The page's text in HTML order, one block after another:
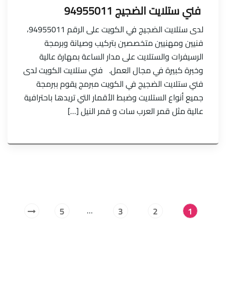
فني ستلايت الضجيج 94955011
لدى ستلايت الضجيج في الكويت على الرقم 94955011،
فنيين ومهنيين متخصصين بتركيب وصيانة وبرمجة
الرسيفرات والستلايت على مدار الساعة بمهارة عالية
وخبرة كبيرة في مجال العمل. فني ستلايت الكويت لدى
فني ستلايت الضجيج في الكويت مبرمج يقوم ببرمجة
جميع أنواع الستلايت وضبط الأقمار التي تريدها باحترافية
عالية مثل قمر العرب سات و قمر النيل […]
1
2
3
…
5